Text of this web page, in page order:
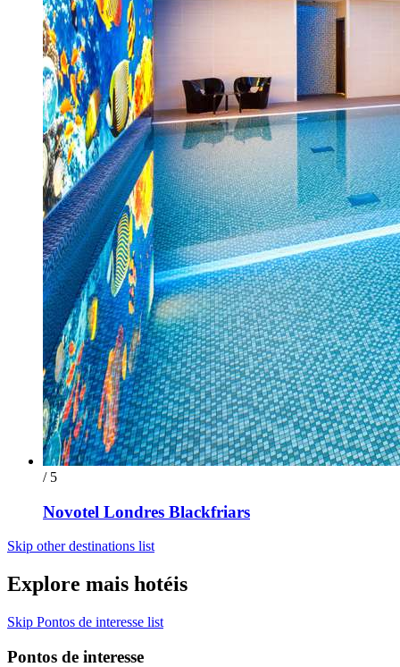
/ 5
Novotel Londres Blackfriars
Skip other destinations list
Explore mais hotéis
Skip Pontos de interesse list
Pontos de interesse